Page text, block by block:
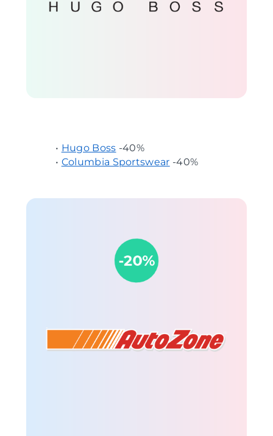
• Hugo Boss -40%
• Columbia Sportswear -40%